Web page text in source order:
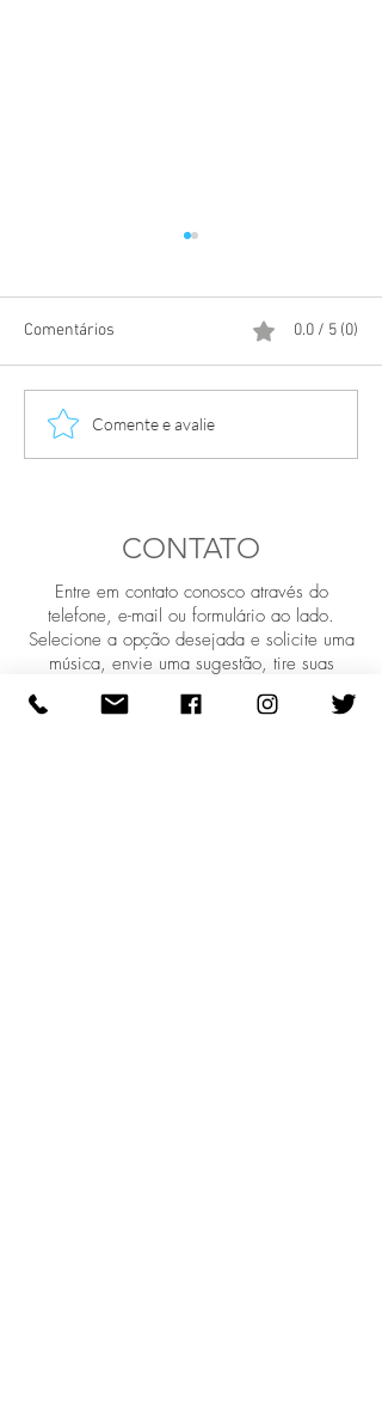
A história da gruta de
Comentários 0.0 / 5 (0)
Comente e avalie
CONTATO
Entre em contato conosco através do
telefone, e-mail ou formulário ao lado.
Selecione a opção desejada e solicite uma
música, envie uma sugestão, tire suas
registrar seu evento e publicar aqui.